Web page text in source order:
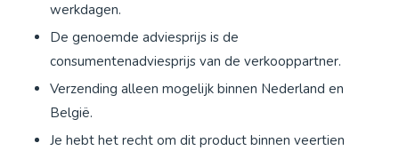
werkdagen.
De genoemde adviesprijs is de
consumentenadviesprijs van de verkooppartner.
Verzending alleen mogelijk binnen Nederland en
België.
Je hebt het recht om dit product binnen veertien